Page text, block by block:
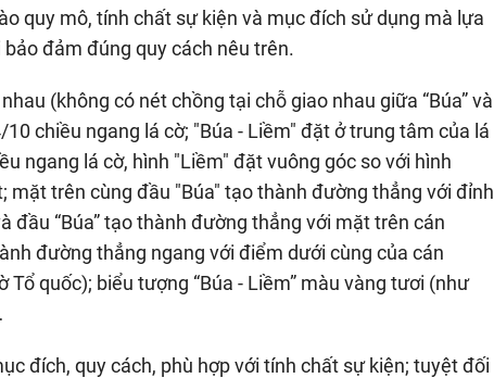
quy mô, tính chất sự kiện và mục đích sử dụng mà lựa
đảm đúng quy cách nêu trên.
(không có nét chồng tại chỗ giao nhau giữa “Búa” và
chiều ngang lá cờ; "Búa - Liềm" đặt ở trung tâm của lá
ngang lá cờ, hình "Liềm" đặt vuông góc so với hình
mặt trên cùng đầu "Búa" tạo thành đường thẳng với đỉnh
đầu “Búa” tạo thành đường thẳng với mặt trên cán
đường thẳng ngang với điểm dưới cùng của cán
quốc); biểu tượng “Búa - Liềm” màu vàng tươi (như
đích, quy cách, phù hợp với tính chất sự kiện; tuyệt đối